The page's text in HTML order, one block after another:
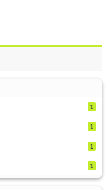
1
1
1
1